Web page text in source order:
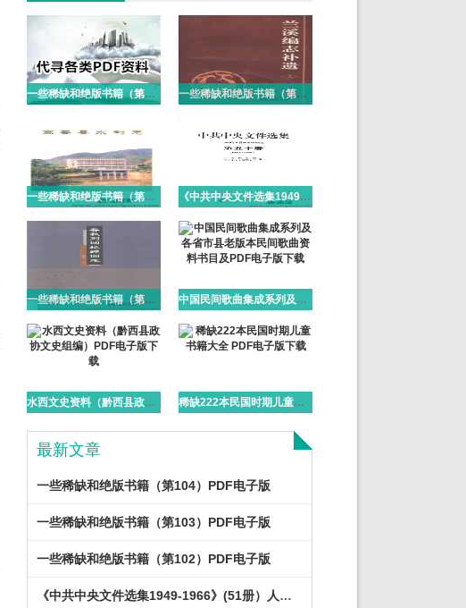
一些稀缺和绝版书籍（第104）PDF电子版 一些稀缺和绝版书籍（第103）PDF电子版
一些稀缺和绝版书籍（第102）PDF电子版 《中共中央文件选集1949-1966》(51册）人民出版社 2013 PDF电子版
一些稀缺和绝版书籍（第101）PDF电子版 中国民间歌曲集成系列及各省市县老版本民间歌曲资料书目及PDF电子版下载
水西文史资料（黔西县政协文史组编）PDF电子版下载 稀缺222本民国时期儿童书籍大全 PDF电子版下载
最新文章
一些稀缺和绝版书籍（第104）PDF电子版
一些稀缺和绝版书籍（第103）PDF电子版
一些稀缺和绝版书籍（第102）PDF电子版
《中共中央文件选集1949-1966》(51册）人民出版社 2013 PDF电子版